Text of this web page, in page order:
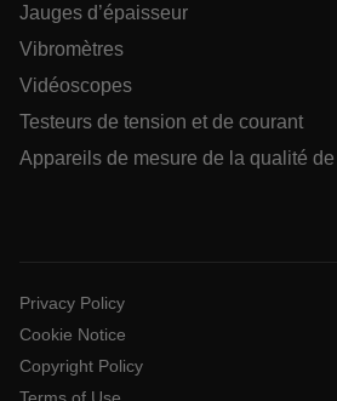
Jauges d’épaisseur
Vibromètres
Vidéoscopes
Testeurs de tension et de courant
Appareils de mesure de la qualité de
Privacy Policy
Cookie Notice
Copyright Policy
Terms of Use
ARRAffinitySameSite